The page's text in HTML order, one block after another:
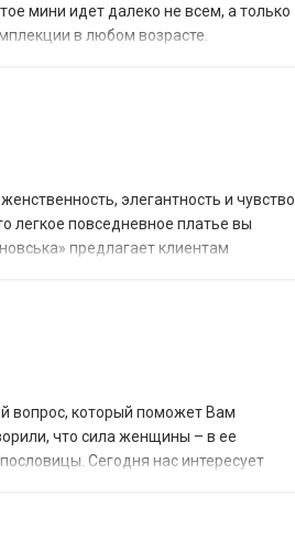
мини идет далеко не всем, а только
в любом возрасте.
элегантность и чувство
легкое повседневное платье вы
предлагает клиентам
вопрос, который поможет Вам
что сила женщины – в ее
Сегодня нас интересует